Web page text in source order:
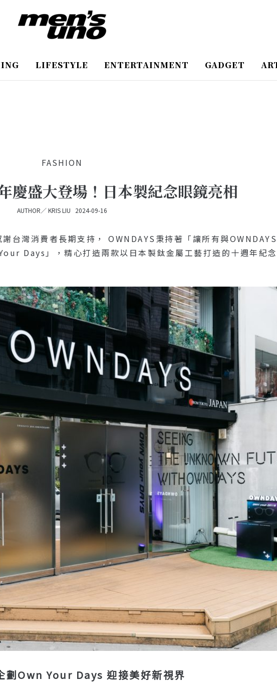
LIFESTYLE ENTERTAINMENT GADGET
FASHION
慶盛大登場！日本製紀念眼鏡亮相
AUTHOR／KRIS LIU 2024-09-16
台灣消費者長期支持， OWNDAYS秉持著「讓所有與
Days」，精心打造兩款以日本製鈦金屬工藝打造的十週年紀
劃Own Your Days 迎接美好新視界